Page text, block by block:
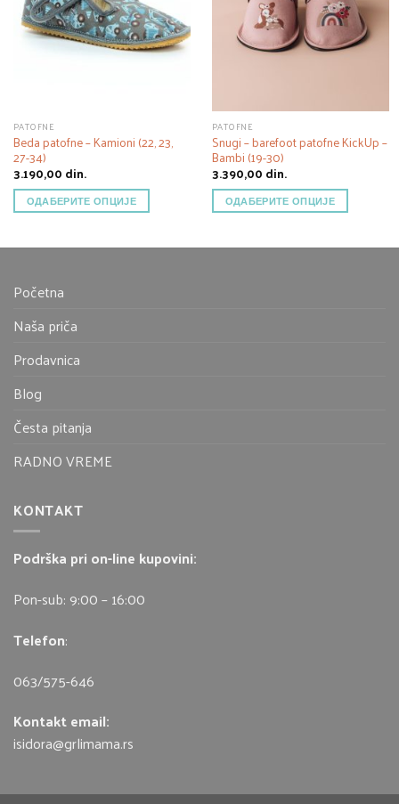
PATOFNE
Beda patofne – Kamioni (22, 23,
27-34)
3.190,00 din.
ОДАБЕРИТЕ ОПЦИЈЕ
PATOFNE
Snugi – barefoot patofne KickUp –
Bambi (19-30)
3.390,00 din.
ОДАБЕРИТЕ ОПЦИЈЕ
Početna
Naša priča
Prodavnica
Blog
Česta pitanja
RADNO VREME
KONTAKT
Podrška pri on-line kupovini:
Pon-sub: 9:00 – 16:00
Telefon:
063/575-646
Kontakt email:
isidora@grlimama.rs